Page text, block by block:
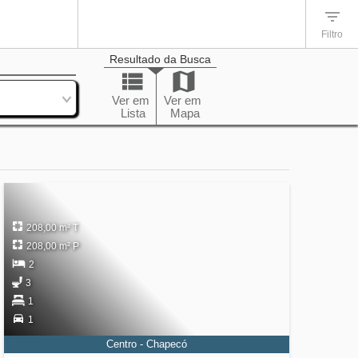
Filtro
Resultado da Busca
Ver em
Lista
Ver em
Mapa
208,00 m² T
208,00 m² P
2
3
1
1
Centro - Chapecó